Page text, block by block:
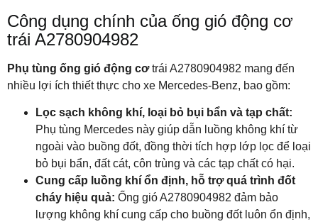
Công dụng chính của ống gió động cơ
trái A2780904982
Phụ tùng ống gió động cơtrái A2780904982 mang đến
nhiều lợi ích thiết thực cho xe Mercedes-Benz, bao gồm:
Lọc sạch không khí, loại bỏ bụi bẩn và tạp chất:
Phụ tùng Mercedes này giúp dẫn luồng không khí từ
ngoài vào buồng đốt, đồng thời tích hợp lớp lọc để loại
bỏ bụi bẩn, đất cát, côn trùng và các tạp chất có hại.
Cung cấp luồng khí ổn định, hỗ trợ quá trình đốt
cháy hiệu quả: Ống gió A2780904982 đảm bảo
lượng không khí cung cấp cho buồng đốt luôn ổn định,